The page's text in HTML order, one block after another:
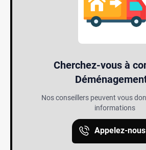
Cherchez-vous à
Nos conseillers peuvent vous
informations
Appelez-nous